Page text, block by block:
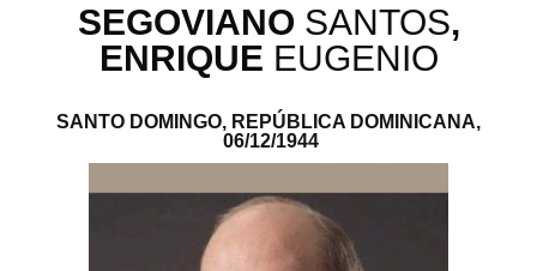
SEGOVIANO SANTOS,
ENRIQUE EUGENIO
SANTO DOMINGO, REPÚBLICA DOMINICANA,
06/12/1944